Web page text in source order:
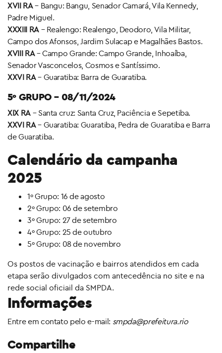
XVII RA– Bangu: Bangu, Senador Camará, Vila Kennedy,
Padre Miguel.
XXXIII RA– Realengo: Realengo, Deodoro, Vila Militar,
Campo dos Afonsos, Jardim Sulacap e Magalhães Bastos.
XVIII RA– Campo Grande: Campo Grande, Inhoaíba,
Senador Vasconcelos, Cosmos e Santíssimo.
XXVI RA– Guaratiba: Barra de Guaratiba.
5º GRUPO – 08/11/2024
XIX RA– Santa cruz: Santa Cruz, Paciência e Sepetiba.
XXVI RA– Guaratiba: Guaratiba, Pedra de Guaratiba e Barra
de Guaratiba.
Calendário da campanha
2025
1º Grupo: 16 de agosto
2º Grupo: 06 de setembro
3º Grupo: 27 de setembro
4º Grupo: 25 de outubro
5º Grupo: 08 de novembro
Os postos de vacinação e bairros atendidos em cada
etapa serão divulgados com antecedência no site e na
rede social oficiail da SMPDA.
Informações
Entre em contato pelo e-mail: smpda@prefeitura.rio
Compartilhe